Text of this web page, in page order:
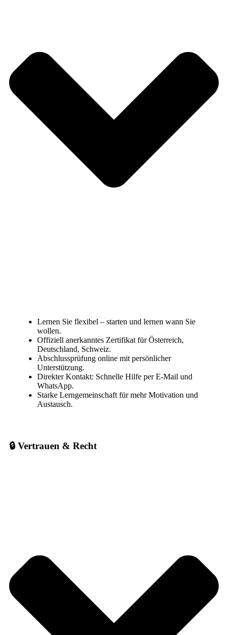
Lernen Sie flexibel – starten und lernen wann Sie
wollen.
Offiziell anerkanntes Zertifikat für Österreich,
Deutschland, Schweiz.
Abschlussprüfung online mit persönlicher
Unterstützung.
Direkter Kontakt: Schnelle Hilfe per E-Mail und
WhatsApp.
Starke Lerngemeinschaft für mehr Motivation und
Austausch.
🔒 Vertrauen & Recht